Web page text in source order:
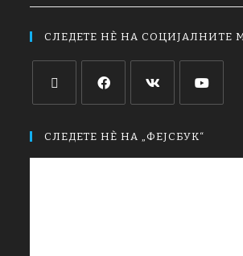
СЛЕДЕТЕ НЀ НА СОЦИЈАЛНИТЕ
СЛЕДЕТЕ НЀ НА „ФЕЈСБУК“